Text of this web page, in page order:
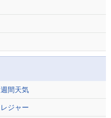
週間天気
レジャー